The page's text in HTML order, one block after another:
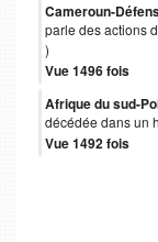
Cameroun-
parle des actions
)
Vue 1496 fois
Afrique du sud-
décédée dans un
Vue 1492 fois